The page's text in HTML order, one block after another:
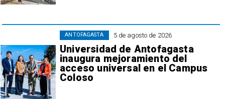
5 de agosto de 2026
Universidad de Antofagasta
inaugura mejoramiento del
acceso universal en el Campus
Coloso
ANTOFAGASTA